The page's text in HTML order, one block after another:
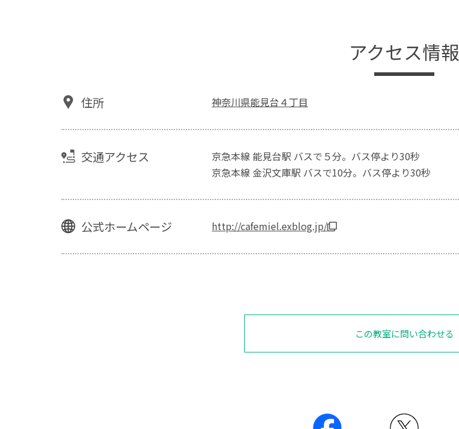
アクセス情報
住所 神奈川県能見台４丁目
交通アクセス
京急本線 能見台駅 バスで５分。バス停より30秒
京急本線 金沢文庫駅 バスで10分。バス停より30秒
公式ホームページ http://cafemiel.exblog.jp/
この教室に問い合わせる